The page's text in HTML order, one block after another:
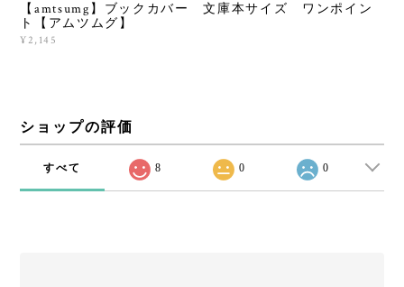
【amtsumg】ブックカバー 文庫本サイズ ワンポイン
ト【アムツムグ】
¥2,145
ショップの評価
すべて 8 0 0